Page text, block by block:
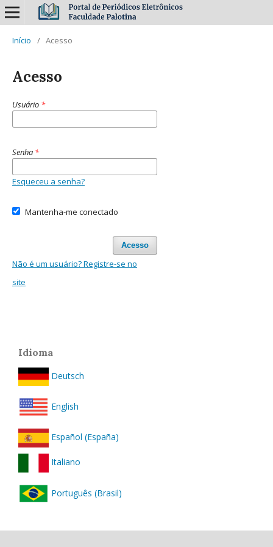
Início / Acesso
Acesso
Usuário *
Senha *
Esqueceu a senha?
Mantenha-me conectado
Acesso
Não é um usuário? Registre-se no
site
Idioma
Deutsch
English
Español (España)
Italiano
Português (Brasil)